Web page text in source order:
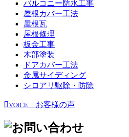
バルコニー防水工事
屋根カバー工法
屋根瓦
屋根修理
板金工事
木部塗装
ドアカバー工法
金属サイディング
シロアリ駆除・防除
VOICE お客様の声